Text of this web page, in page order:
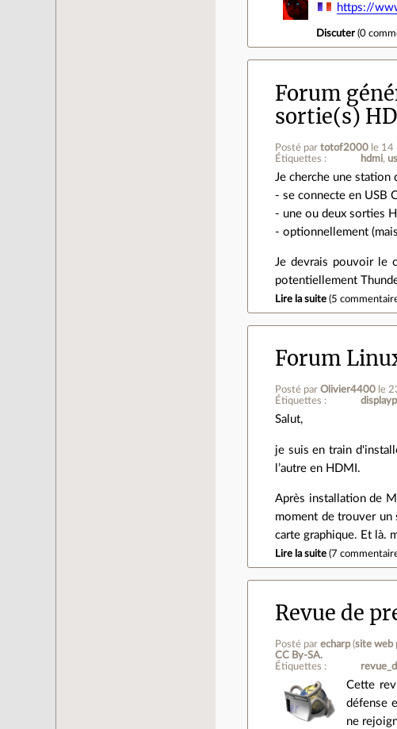
https://
Discuter(0
Forum
sortie(s)
Posté partotof2000 le
Étiquettes :
hdmi
Je cherche une station
- se connecte en USB
- une ou deux sorties
- optionnellement
Je devrais pouvoir le
potentiellement
Lire la suite (5
Forum
Posté parOlivier4400 le
Étiquettes :
Salut,
je suis en train
l’autre en HDMI.
Après installation de
moment de trouver un
carte graphique. Et là.
Lire la suite (7
Revue de
Posté parecharp(site web
CC By‑SA.
Étiquettes :
Cette
défense
ne